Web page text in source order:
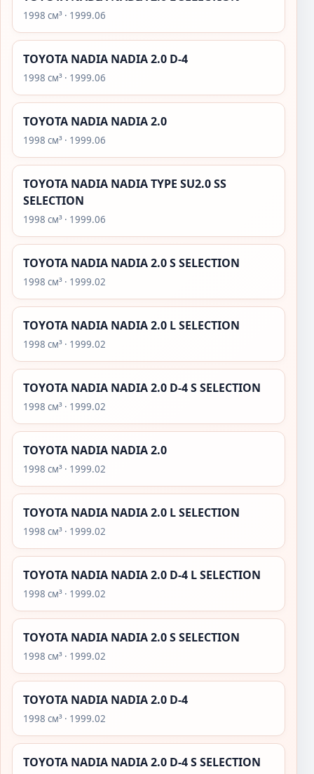
1998 см³ · 1999.06
TOYOTA NADIA NADIA 2.0 D-4
1998 см³ · 1999.06
TOYOTA NADIA NADIA 2.0
1998 см³ · 1999.06
TOYOTA NADIA NADIA TYPE SU2.0 SS
SELECTION
1998 см³ · 1999.06
TOYOTA NADIA NADIA 2.0 S SELECTION
1998 см³ · 1999.02
TOYOTA NADIA NADIA 2.0 L SELECTION
1998 см³ · 1999.02
TOYOTA NADIA NADIA 2.0 D-4 S SELECTION
1998 см³ · 1999.02
TOYOTA NADIA NADIA 2.0
1998 см³ · 1999.02
TOYOTA NADIA NADIA 2.0 L SELECTION
1998 см³ · 1999.02
TOYOTA NADIA NADIA 2.0 D-4 L SELECTION
1998 см³ · 1999.02
TOYOTA NADIA NADIA 2.0 S SELECTION
1998 см³ · 1999.02
TOYOTA NADIA NADIA 2.0 D-4
1998 см³ · 1999.02
TOYOTA NADIA NADIA 2.0 D-4 S SELECTION